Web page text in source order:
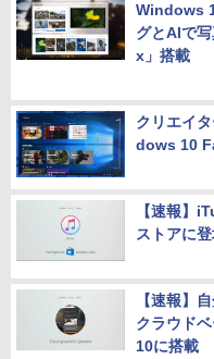
Windows
グとAIで
x」搭載
クリエイ
dows 10
【速報】
ストアに
【速報】
クラウド
10に搭載